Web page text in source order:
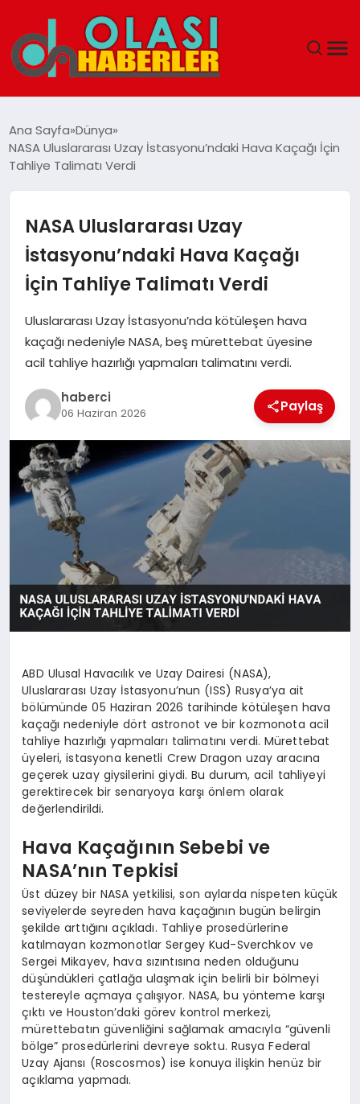
SPOR
SAĞLIK
TEKNOLOJI
YAŞAM
Ana Sayfa Dünya
NASA Uluslararası Uzay İstasyonu’ndaki Hava Kaçağı İçin
Tahliye Talimatı Verdi
NASA Uluslararası Uzay
İstasyonu’ndaki Hava Kaçağı
İçin Tahliye Talimatı Verdi
Uluslararası Uzay İstasyonu’nda kötüleşen hava
kaçağı nedeniyle NASA, beş mürettebat üyesine
acil tahliye hazırlığı yapmaları talimatını verdi.
haberci
06 Haziran 2026 Paylaş
ABD Ulusal Havacılık ve Uzay Dairesi (NASA),
Uluslararası Uzay İstasyonu’nun (ISS) Rusya’ya ait
bölümünde 05 Haziran 2026 tarihinde kötüleşen hava
kaçağı nedeniyle dört astronot ve bir kozmonota acil
tahliye hazırlığı yapmaları talimatını verdi. Mürettebat
üyeleri, istasyona kenetli Crew Dragon uzay aracına
geçerek uzay giysilerini giydi. Bu durum, acil tahliyeyi
gerektirecek bir senaryoya karşı önlem olarak
değerlendirildi.
Hava Kaçağının Sebebi ve
NASA’nın Tepkisi
Üst düzey bir NASA yetkilisi, son aylarda nispeten küçük
seviyelerde seyreden hava kaçağının bugün belirgin
şekilde arttığını açıkladı. Tahliye prosedürlerine
katılmayan kozmonotlar Sergey Kud-Sverchkov ve
Sergei Mikayev, hava sızıntısına neden olduğunu
düşündükleri çatlağa ulaşmak için belirli bir bölmeyi
testereyle açmaya çalışıyor. NASA, bu yönteme karşı
çıktı ve Houston’daki görev kontrol merkezi,
mürettebatın güvenliğini sağlamak amacıyla “güvenli
bölge” prosedürlerini devreye soktu. Rusya Federal
Uzay Ajansı (Roscosmos) ise konuya ilişkin henüz bir
açıklama yapmadı.